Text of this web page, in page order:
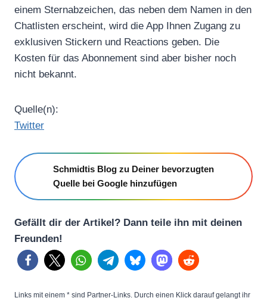
einem Sternabzeichen, das neben dem Namen in den
Chatlisten erscheint, wird die App Ihnen Zugang zu
exklusiven Stickern und Reactions geben. Die
Kosten für das Abonnement sind aber bisher noch
nicht bekannt.
Quelle(n):
Twitter
Schmidtis Blog zu Deiner bevorzugten
Quelle bei Google hinzufügen
Gefällt dir der Artikel? Dann teile ihn mit deinen
Freunden!
Links mit einem * sind Partner-Links. Durch einen Klick darauf gelangt ihr